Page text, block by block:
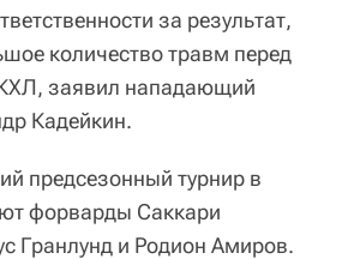
за результат,
количество травм перед
заявил нападающий
Кадейкин.
предсезонный турнир в
форварды Саккари
Гранлунд и Родион Амиров.